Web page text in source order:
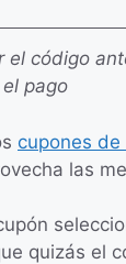
el código
el pago
cupones
las
quizás el